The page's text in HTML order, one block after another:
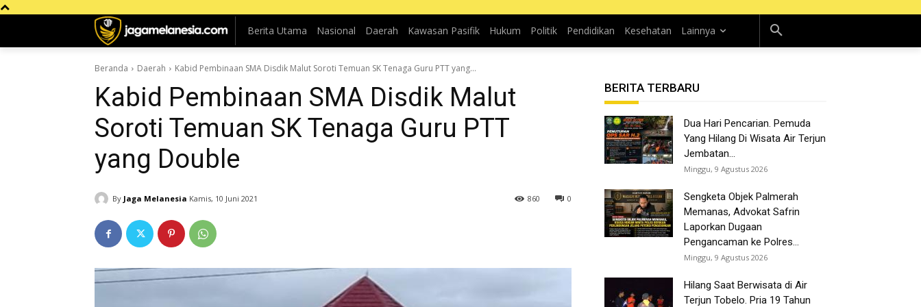
Berita Utama Nasional Daerah Kawasan Pasifik Hukum Politik Pendidikan Kesehatan Lainnya
Beranda Daerah Kabid Pembinaan SMA Disdik Malut Soroti Temuan SK Tenaga Guru PTT yang...
Kabid Pembinaan SMA Disdik Malut
Soroti Temuan SK Tenaga Guru PTT
yang Double
By Jaga Melanesia Kamis, 10 Juni 2021 0
860
BERITA TERBARU
Dua Hari Pencarian. Pemuda
Yang Hilang Di Wisata Air Terjun
Jembatan...
Minggu, 9 Agustus 2026
Sengketa Objek Palmerah
Memanas, Advokat Safrin
Laporkan Dugaan
Pengancaman ke Polres...
Minggu, 9 Agustus 2026
Hilang Saat Berwisata di Air
Terjun Tobelo. Pria 19 Tahun